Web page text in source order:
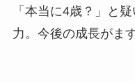
「本当に4歳？」と
力。今後の成長がま